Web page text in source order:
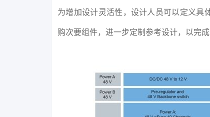
为增加设计灵活性，设计人员可以定义具
购次要组件，进一步定制参考设计，以完